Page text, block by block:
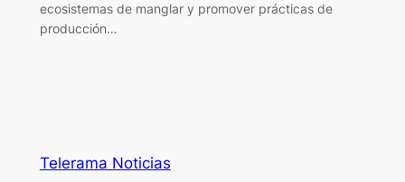
ecosistemas de manglar y promover prácticas de
producción…
Telerama Noticias